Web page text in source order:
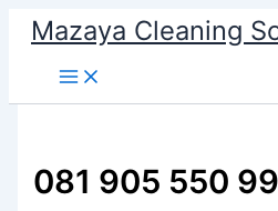
content
Mazaya Cleaning
081 905 550